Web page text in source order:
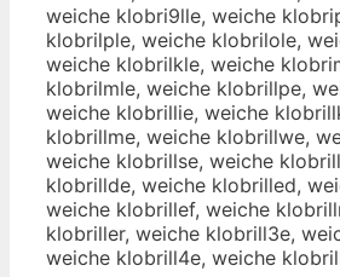
weiche klobri9lle, weiche
klobrilple, weiche klobrilole,
weiche klobrilkle, weiche
klobrilmle, weiche klobrillpe,
weiche klobrillie, weiche
klobrillme, weiche klobrillwe,
weiche klobrillse, weiche
klobrillde, weiche klobrilled,
weiche klobrillef, weiche
klobriller, weiche klobrill3e,
weiche klobrill4e, weiche